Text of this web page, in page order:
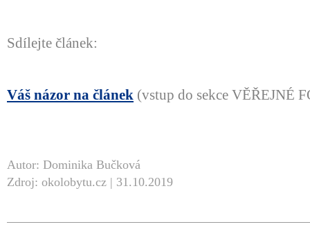
Sdílejte článek:
Váš názor na článek (vstup do sekce VĚŘEJNÉ
Autor: Dominika Bučková
Zdroj: okolobytu.cz | 31.10.2019